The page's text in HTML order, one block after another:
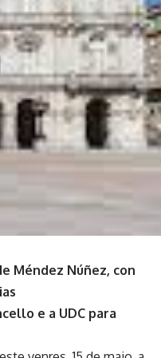
Méndez Núñez, con
e a UDC para